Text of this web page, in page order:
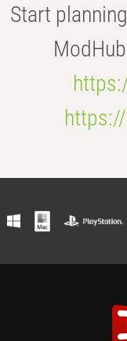
Start